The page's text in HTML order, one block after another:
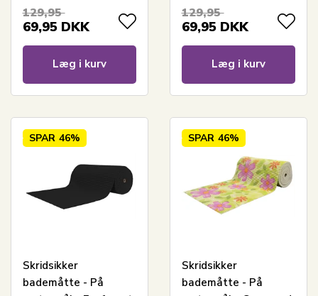
til vådrum
129,95
69,95 DKK
Læg i kurv
til vådrum
129,95
69,95 DKK
Læg i kurv
SPAR 46%
Skridsikker
bademåtte - På
SPAR 46%
Skridsikker
bademåtte - På